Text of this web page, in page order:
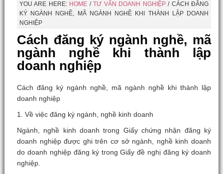
YOU ARE HERE: HOME / TƯ VẤN DOANH NGHIỆP /CÁCH ĐĂNG
KÝ NGÀNH NGHỀ, MÃ NGÀNH NGHỀ KHI THÀNH LẬP DOANH
NGHIỆP
Cách đăng ký ngành nghề, mã
ngành nghề khi thành lập
doanh nghiệp
Cách đăng ký ngành nghề, mã ngành nghề khi thành lập
doanh nghiệp
1. Về việc đăng ký ngành, nghề kinh doanh
Ngành, nghề kinh doanh trong Giấy chứng nhận đăng ký
doanh nghiệp được ghi trên cơ sở ngành, nghề kinh doanh
do doanh nghiệp đăng ký trong Giấy đề nghị đăng ký doanh
nghiệp.